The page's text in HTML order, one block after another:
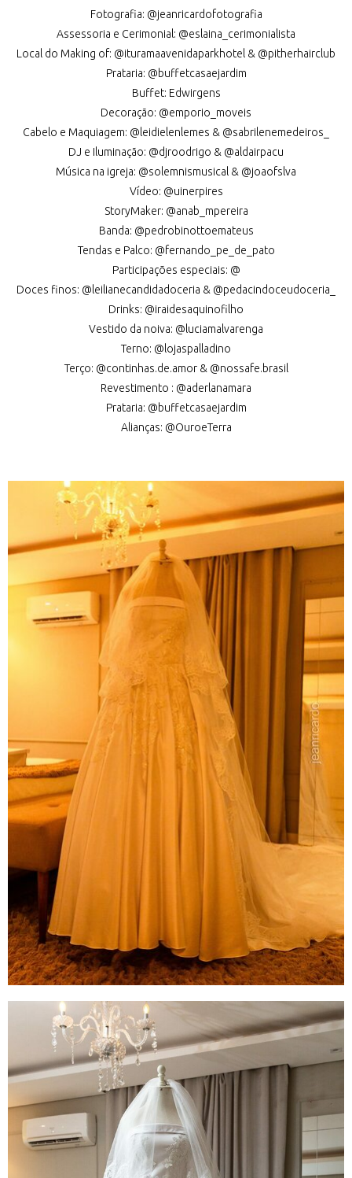
Fotografia: @jeanricardofotografia
Assessoria e Cerimonial: @eslaina_cerimonialista
Local do Making of: @ituramaavenidaparkhotel & @pitherhairclub
Prataria: @buffetcasaejardim
Buffet: Edwirgens
Decoração: @emporio_moveis
Cabelo e Maquiagem: @leidielenlemes & @sabrilenemedeiros_
DJ e Iluminação: @djroodrigo & @aldairpacu
Música na igreja: @solemnismusical & @joaofslva
Vídeo: @uinerpires
StoryMaker: @anab_mpereira
Banda: @pedrobinottoemateus
Tendas e Palco: @fernando_pe_de_pato
Participações especiais: @
Doces finos: @leilianecandidadoceria & @pedacindoceudoceria_
Drinks: @iraidesaquinofilho
Vestido da noiva: @luciamalvarenga
Terno: @lojaspalladino
Terço: @continhas.de.amor & @nossafe.brasil
Revestimento : @aderlanamara
Prataria: @buffetcasaejardim
Alianças: @OuroeTerra